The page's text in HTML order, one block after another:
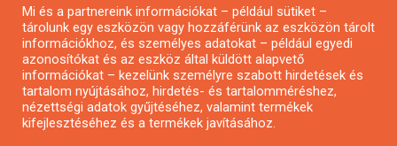
Pályázatírás civil szervezeteknek
Pályázatírás önkormányzatoknak
Pályázatfigyelés
Specifikus pályázatfigyelés vagy hírlevél
Mi és a partnereink információkat – például sütiket –
tárolunk egy eszközön vagy hozzáférünk az eszközön tárolt
információkhoz, és személyes adatokat – például egyedi
azonosítókat és az eszköz által küldött alapvető
információkat – kezelünk személyre szabott hirdetések és
tartalom nyújtásához, hirdetés- és tartalomméréshez,
nézettségi adatok gyűjtéséhez, valamint termékek
kifejlesztéséhez és a termékek javításához.